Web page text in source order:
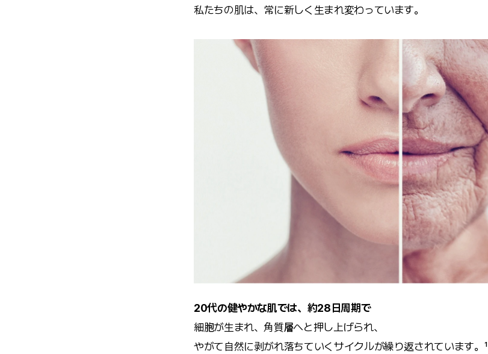
私たちの肌は、常に新しく生まれ変わっています。
20代の健やかな肌では、約28日周期で
細胞が生まれ、角質層へと押し上げられ、
やがて自然に剥がれ落ちていくサイクルが繰り返されています。¹